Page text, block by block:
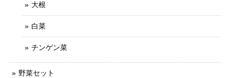
大根
白菜
チンゲン菜
野菜セット